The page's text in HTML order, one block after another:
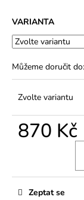
VARIANTA
Můžeme doručit do:
Zvolte variantu
870 Kč
Zeptat se